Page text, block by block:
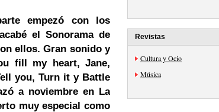
empezó con los
el Sonorama de
ellos. Gran sonido y
fill my heart, Jane,
you, Turn it y Battle
a noviembre en La
muy especial como
Revistas
Cultura y Ocio
Música